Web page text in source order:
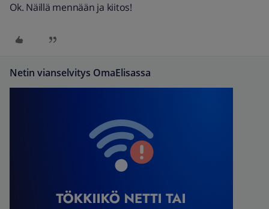
Ok. Näillä mennään ja kiitos!
Netin vianselvitys OmaElisassa